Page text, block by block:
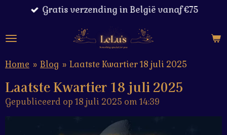
naar
hoofdinhoud
Gratis verzending in België vanaf €75
Home » Blog » Laatste Kwartier 18 juli 2025
Laatste Kwartier 18 juli 2025
Gepubliceerd op 18 juli 2025 om 14:39